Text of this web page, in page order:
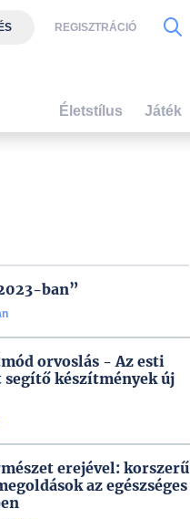
ban”
orvoslás - Az esti
segítő készítmények új
erejével: korszerű
az egészséges
REGISZTRÁCIÓ
Életstílus Játék